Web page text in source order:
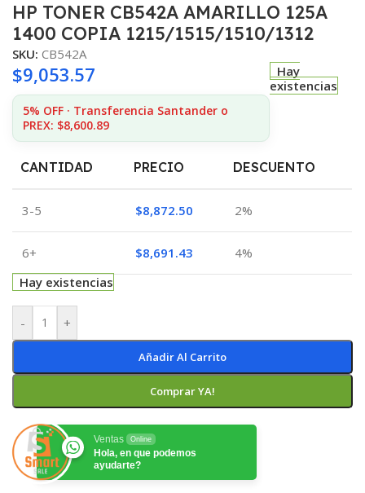
HP TONER CB542A AMARILLO 125A
1400 COPIA 1215/1515/1510/1312
SKU: CB542A
$9,053.57
5% OFF · Transferencia Santander o
PREX: $8,600.89
Hay
existencias
CANTIDAD PRECIO DESCUENTO
3-5 $8,872.50 2%
6+ $8,691.43
4%
Hay existencias
- +
Añadir Al Carrito
Comprar YA!
Ventas Online
Hola, en que podemos
ayudarte?